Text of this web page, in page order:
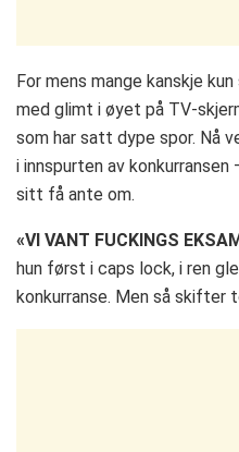
For mens mange kanskje
med glimt i øyet på TV-
som har satt dype spor. Nå
i innspurten av
sitt få ante om.
«VI VANT FUCKINGS
hun først i caps lock, i ren
konkurranse. Men så skifter